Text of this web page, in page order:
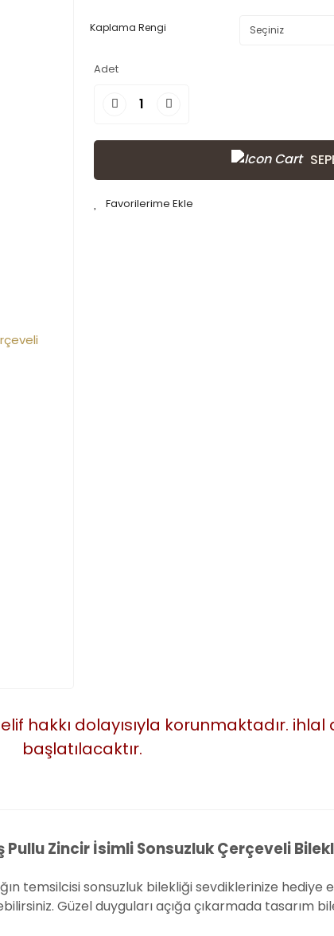
Kaplama Rengi
Adet
hakkı dolayısıyla korunmaktadır.
başlatılacaktır.
Pullu Zincir İsimli Sonsuzluk Çerçeveli
temsilcisi sonsuzluk bilekliği sevdiklerinize hediye
Güzel duyguları açığa çıkarmada tasarım